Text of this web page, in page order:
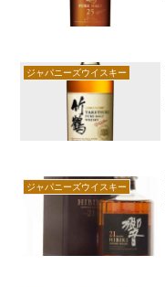
ジャパニーズウイスキー
ジャパニーズウイスキー